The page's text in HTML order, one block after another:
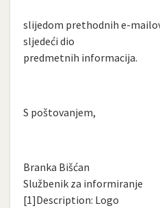
slijedom prethodnih e-
sljedeći dio
predmetnih informacija.
S poštovanjem,
Branka Bišćan
Službenik za informiranje
[1]Description: Logo